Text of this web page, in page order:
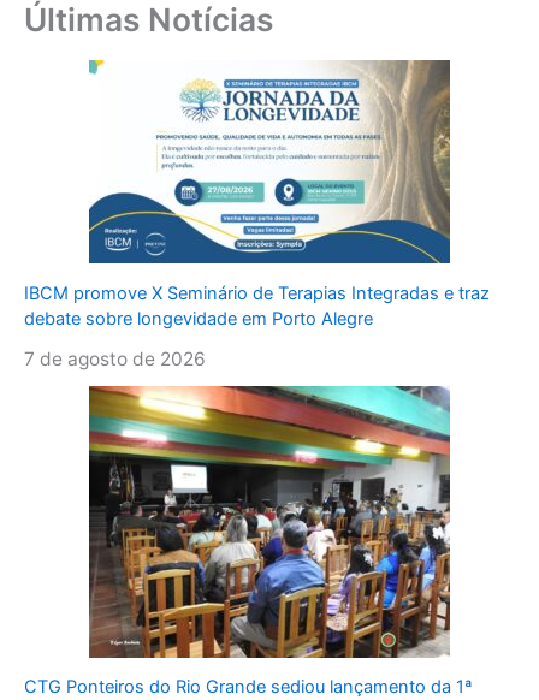
Últimas Notícias
IBCM promove X Seminário de Terapias Integradas e traz
debate sobre longevidade em Porto Alegre
7 de agosto de 2026
CTG Ponteiros do Rio Grande sediou lançamento da 1ª